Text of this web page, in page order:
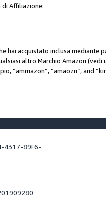
di Affiliazione:
hai acquistato inclusa mediante
altro Marchio Amazon (vedi
“ammazon”, “amaozn”, and
4317-89F6-